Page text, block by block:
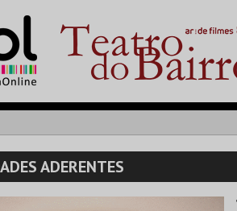
ADERENTES